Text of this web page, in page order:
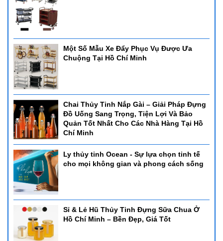
Một Số Mẫu Xe Đẩy Phục Vụ Được Ưa
Chuộng Tại Hồ Chí Minh
Chai Thủy Tinh Nắp Gài – Giải Pháp Đựng
Đồ Uống Sang Trọng, Tiện Lợi Và Bảo
Quản Tốt Nhất Cho Các Nhà Hàng Tại Hồ
Chí Minh
Ly thủy tinh Ocean - Sự lựa chọn tinh tế
cho mọi không gian và phong cách sống
Sỉ & Lẻ Hũ Thủy Tinh Đựng Sữa Chua Ở
Hồ Chí Minh – Bền Đẹp, Giá Tốt